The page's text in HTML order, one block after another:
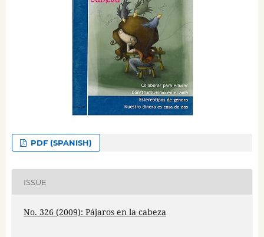
PDF (SPANISH)
ISSUE
No. 326 (2009): Pájaros en la cabeza